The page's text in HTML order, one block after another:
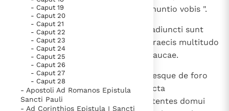
herkennen
Gods Koninkrijk groeit stilletjes door liefde, niet door
dwang
De mystiek. De mystieke verschijnselen en de
heiligheid
Berichten
Het Vaticaan publiceert een nieuwe Latijnse uitgave
van het Romeins martyrologium
Vaticaanse financiële waakhond verliest autonomie
Paus spreekt het Wereldvoedselprogramma toe
- Caput 19
- Caput 20
- Caput 21
- Caput 22
- Caput 23
- Caput 24
- Caput 25
- Caput 26
- Caput 27
- Caput 28
- Apostoli Ad Romanos Epistula
Sancti Pauli
- Ad Corinthios Epistula I Sancti
est Christus, Iesus, quem ego annuntio vobis ".
Et quidam ex eis crediderunt et adiuncti sunt
Paulo et Silae et de colentibus Graecis multitudo
magna et mulieres nobiles non paucae.
Zelantes autem Iudaei assumentesque de foro
viros quosdam malos et turba facta
concitaverunt civitatem; et assistentes domui